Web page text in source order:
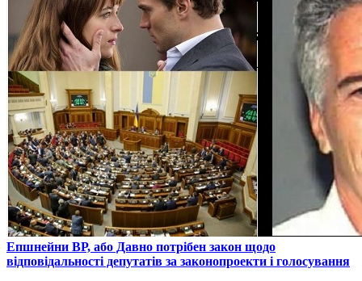
​Епшнейни ВР, або Давно потрібен закон щодо
відповідальності депутатів за законопроекти і голосування